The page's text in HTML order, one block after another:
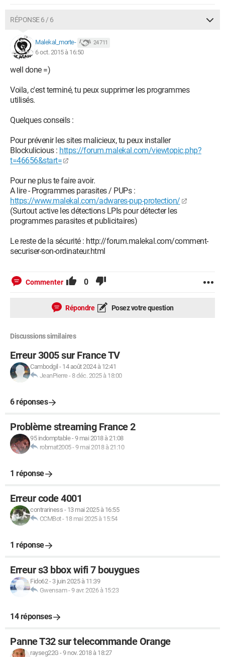
RÉPONSE 6 / 6
Malekal_morte- 24 711
6 oct. 2015 à 16:50
well done =)
Voila, c'est terminé, tu peux supprimer les programmes
utilisés.
Quelques conseils :
Pour prévenir les sites malicieux, tu peux installer
Blockulicious : https://forum.malekal.com/viewtopic.php?
t=46656&start=
Pour ne plus te faire avoir.
A lire - Programmes parasites / PUPs :
https://www.malekal.com/adwares-pup-protection/
(Surtout active les détections LPIs pour détecter les
programmes parasites et publicitaires)
Le reste de la sécurité : http://forum.malekal.com/comment-
securiser-son-ordinateur.html
Commenter 0
Répondre Posez votre question
Discussions similaires
Erreur 3005 sur France TV
Cambodgil - 14 août 2024 à 12:41
JeanPierre- 8 déc. 2025 à 18:00
6 réponses
Problème streaming France 2
95 indomptable-9 mai 2018 à 21:08
robmat2005-9 mai 2018 à 21:10
1 réponse
Erreur code 4001
contrariness - 13 mai 2025 à 16:55
CCMBot- 18 mai 2025 à 15:54
1 réponse
Erreur s3 bbox wifi 7 bouygues
Fido62- 3 juin 2025 à 11:39
Gwensam-9 avr. 2026 à 15:23
14 réponses
Panne T32 sur telecommande Orange
rayseg22G -9 nov. 2018 à 18:27